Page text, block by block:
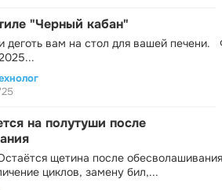
"Черный кабан"
деготь вам на стол для вашей печени.
на полутуши после
щетина после
циклов, замену бил,...